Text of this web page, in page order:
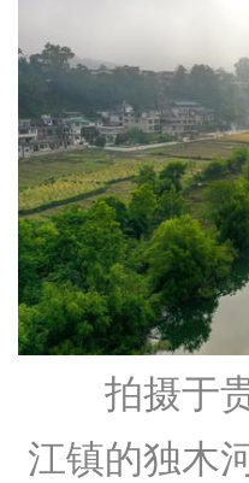
拍摄于
江镇的独木